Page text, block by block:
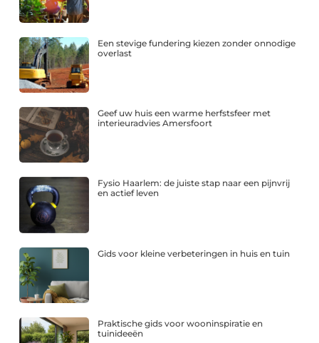
Een stevige fundering kiezen zonder onnodige
overlast
Geef uw huis een warme herfstsfeer met
interieuradvies Amersfoort
Fysio Haarlem: de juiste stap naar een pijnvrij
en actief leven
Gids voor kleine verbeteringen in huis en tuin
Praktische gids voor wooninspiratie en
tuinideeën